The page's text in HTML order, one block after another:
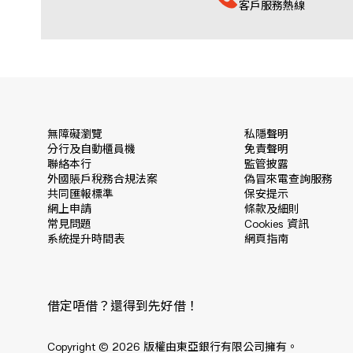
客戶服務熱線
無障礙瀏覽
分行及自動櫃員機
聯絡本行
外國賬戶稅務合規法案
共同匯報標準
網上申請
常見問題
系統提升時間表
私隱聲明
免責聲明
監管披露
偽冒來電查詢服務
保安提示
條款及細則
Cookies 資訊
網頁指南
借定唔借？還得到先好借！
Copyright © 2026 版權由東亞銀行有限公司擁有。